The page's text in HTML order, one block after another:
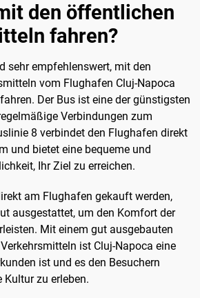
den öffentlichen
fahren?
sehr empfehlenswert, mit den
vom Flughafen Cluj-Napoca
Der Bus ist eine der günstigsten
Verbindungen zum
8 verbindet den Flughafen direkt
und bietet eine bequeme und
Ihr Ziel zu erreichen.
am Flughafen gekauft werden,
ausgestattet, um den Komfort der
Mit einem gut ausgebauten
ist Cluj-Napoca eine
ist und es den Besuchern
zu erleben.